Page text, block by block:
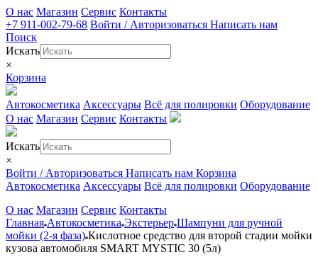
О нас Магазин Сервис Контакты
+7 911-002-79-68 Войти / Авторизоваться Написать нам
Поиск
Искать
×
Корзина
Автокосметика Аксессуары Всё для полировки Оборудование
О нас Магазин Сервис Контакты
Искать
×
Войти / Авторизоваться Написать нам Корзина
Автокосметика Аксессуары Всё для полировки Оборудование
О нас Магазин Сервис Контакты
Главная Автокосметика Экстерьер Шампуни для ручной
мойки (2-я фаза) Кислотное средство для второй стадии мойки
кузова автомобиля SMART MYSTIC 30 (5л)